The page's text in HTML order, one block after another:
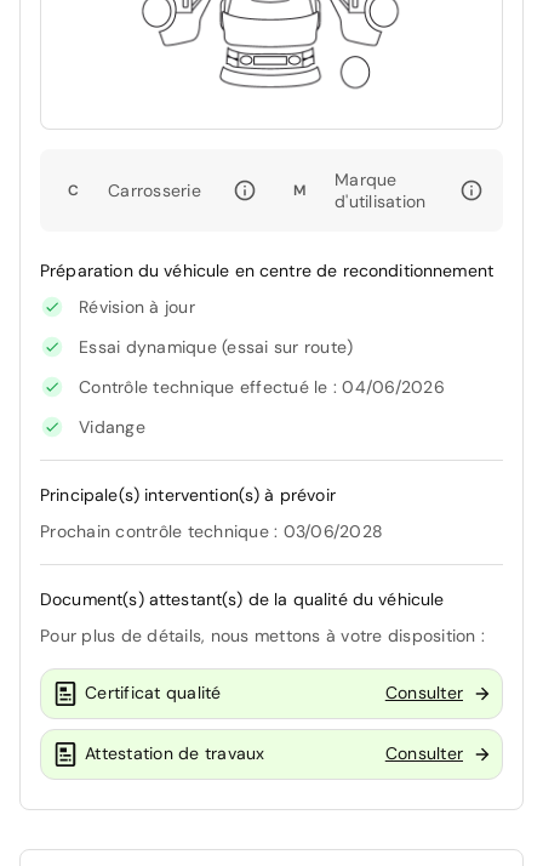
C Carrosserie M
Marque
d'utilisation
Préparation du véhicule en centre de reconditionnement
Révision à jour
Essai dynamique (essai sur route)
Contrôle technique effectué le : 04/06/2026
Vidange
Principale(s) intervention(s) à prévoir
Prochain contrôle technique : 03/06/2028
Document(s) attestant(s) de la qualité du véhicule
Pour plus de détails, nous mettons à votre disposition :
Certificat qualité Consulter
Attestation de travaux Consulter